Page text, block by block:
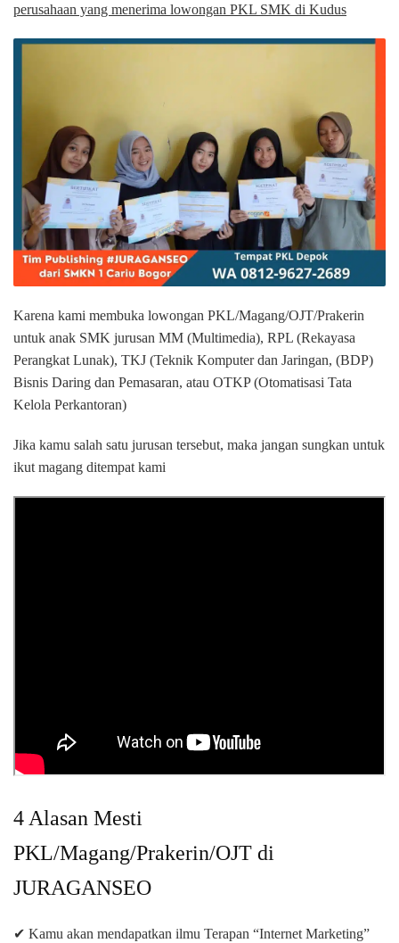
perusahaan yang menerima lowongan PKL SMK di Kudus
Karena kami membuka lowongan PKL/Magang/OJT/Prakerin
untuk anak SMK jurusan MM (Multimedia), RPL (Rekayasa
Perangkat Lunak), TKJ (Teknik Komputer dan Jaringan, (BDP)
Bisnis Daring dan Pemasaran, atau OTKP (Otomatisasi Tata
Kelola Perkantoran)
Jika kamu salah satu jurusan tersebut, maka jangan sungkan untuk
ikut magang ditempat kami
4 Alasan Mesti
PKL/Magang/Prakerin/OJT di
JURAGANSEO
✔ Kamu akan mendapatkan ilmu Terapan “Internet Marketing”